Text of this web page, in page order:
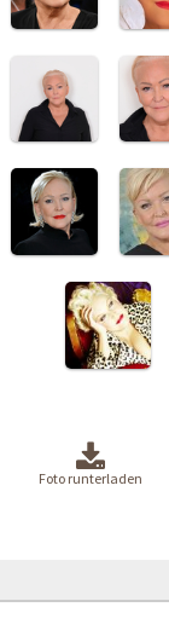
Foto runterladen